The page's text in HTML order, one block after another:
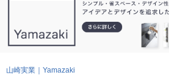
山崎実業｜Yamazaki